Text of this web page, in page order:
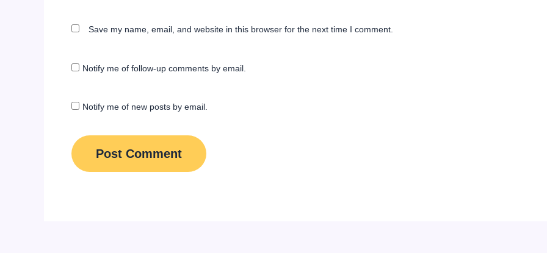
Save my name, email, and website in this browser for the next time I comment.
Notify me of follow-up comments by email.
Notify me of new posts by email.